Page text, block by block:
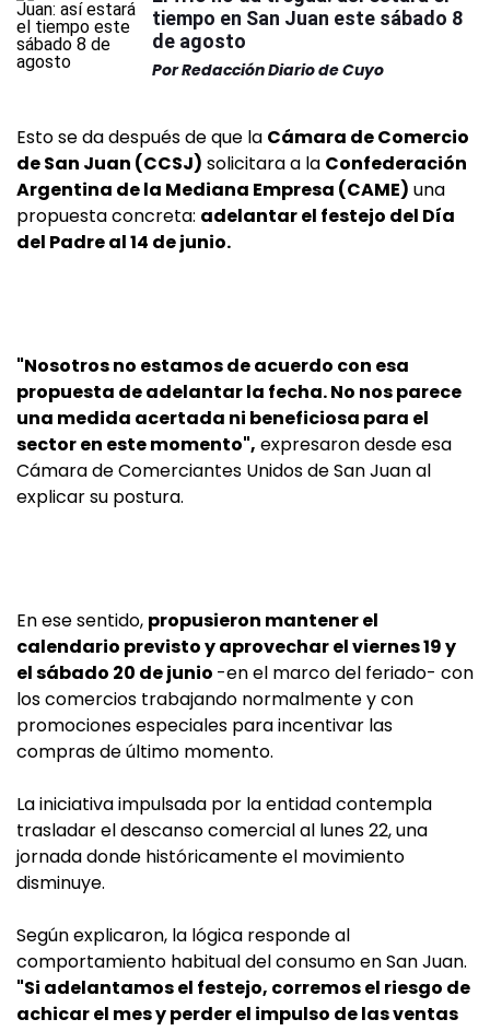
tiempo en San Juan este sábado 8
de agosto
PorRedacción Diario de Cuyo
Esto se da después de que la Cámara de Comercio
de San Juan (CCSJ) solicitara a la Confederación
Argentina de la Mediana Empresa (CAME) una
propuesta concreta: adelantar el festejo del Día
del Padre al 14 de junio.
"Nosotros no estamos de acuerdo con esa
propuesta de adelantar la fecha. No nos parece
una medida acertada ni beneficiosa para el
sector en este momento", expresaron desde esa
Cámara de Comerciantes Unidos de San Juan al
explicar su postura.
En ese sentido, propusieron mantener el
calendario previsto y aprovechar el viernes 19 y
el sábado 20 de junio -en el marco del feriado- con
los comercios trabajando normalmente y con
promociones especiales para incentivar las
compras de último momento.
La iniciativa impulsada por la entidad contempla
trasladar el descanso comercial al lunes 22, una
jornada donde históricamente el movimiento
disminuye.
Según explicaron, la lógica responde al
comportamiento habitual del consumo en San Juan.
"Si adelantamos el festejo, corremos el riesgo de
achicar el mes y perder el impulso de las ventas